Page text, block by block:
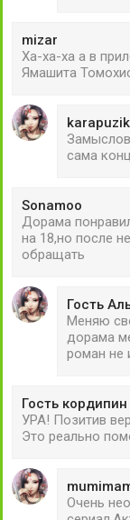
mizar
Ха-ха-ха а в
Ямашита
karapuzik
сама
Sonamoo
Дорама
на 18,но после
обращать
Гость
Меняю
дорама
роман не
Гость кордипин
УРА! Позитив
Это реально
Очень